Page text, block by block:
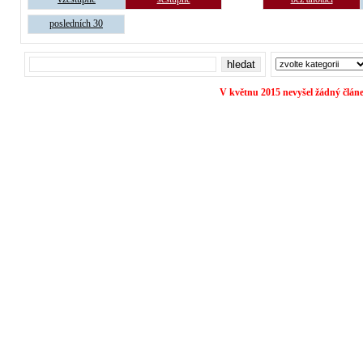
posledních 30
V květnu 2015 nevyšel žádný